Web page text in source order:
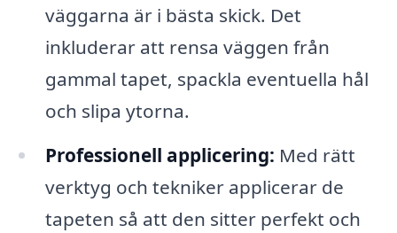
väggarna är i bästa skick. Det
inkluderar att rensa väggen från
gammal tapet, spackla eventuella hål
och slipa ytorna.
Professionell applicering: Med rätt
verktyg och tekniker applicerar de
tapeten så att den sitter perfekt och